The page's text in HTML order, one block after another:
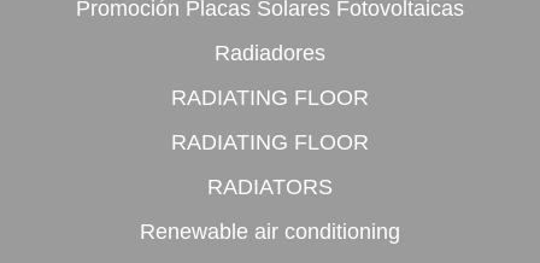
Promoción Placas Solares Fotovoltaicas
Radiadores
RADIATING FLOOR
RADIATING FLOOR
RADIATORS
Renewable air conditioning